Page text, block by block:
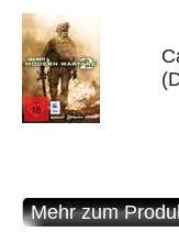
Mehr zum